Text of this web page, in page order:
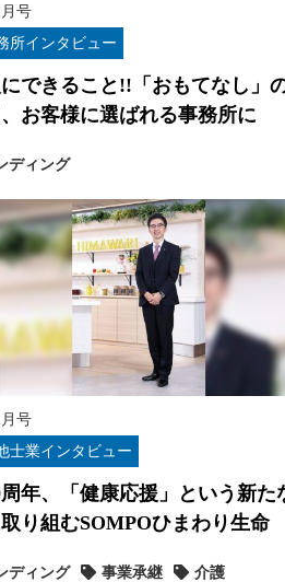
号
所インタビュー
できること!!「おもてなし」
お客様に選ばれる事務所に
ディング
号
士業インタビュー
年、「健康応援」という新た
り組むSOMPOひまわり生命
ディング 事業承継 介護